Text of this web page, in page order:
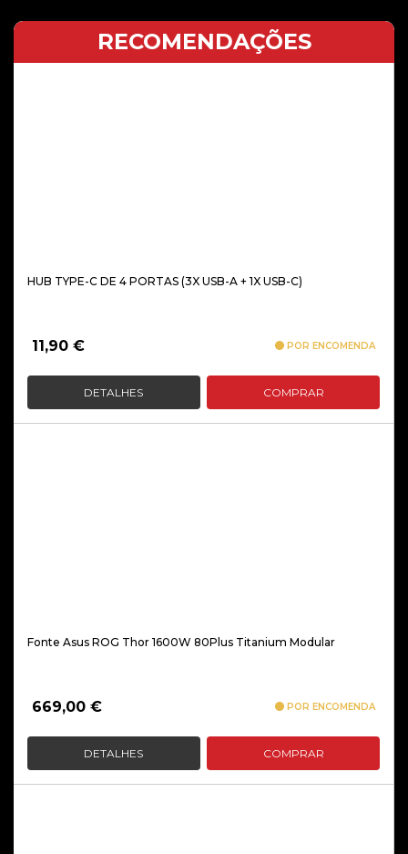
RECOMENDAÇÕES
HUB TYPE-C DE 4 PORTAS (3X USB-A + 1X USB-C)
11,90 € POR ENCOMENDA
DETALHES COMPRAR
Fonte Asus ROG Thor 1600W 80Plus Titanium Modular
669,00 € POR ENCOMENDA
DETALHES COMPRAR